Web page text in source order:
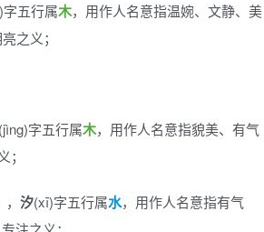
字五行属木，用作人名意指温婉、文静、美
之义；
(jìng)字五行属木，用作人名意指貌美、有气
， 汐(xī)字五行属水，用作人名意指有气